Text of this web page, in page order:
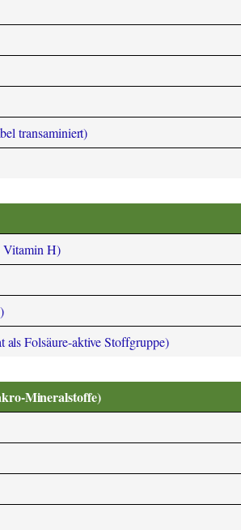
transaminiert)
H)
Folsäure-aktive Stoffgruppe)
Mineralstoffe)